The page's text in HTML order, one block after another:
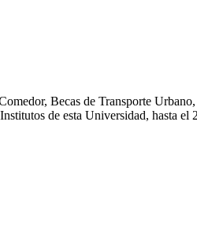
Becas de Transporte
de esta Universidad, hasta el